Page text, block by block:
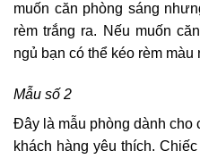
muốn căn phòng sáng
rèm trắng ra. Nếu muốn
ngủ bạn có thể kéo rèm màu
Mẫu số 2
Đây là mẫu phòng dành
khách hàng yêu thích.